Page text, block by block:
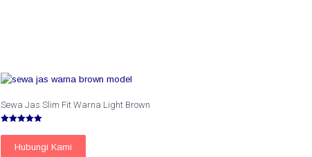
Sewa Jas Slim Fit Warna Light Brown
5.00
dari 5Hubungi Kami